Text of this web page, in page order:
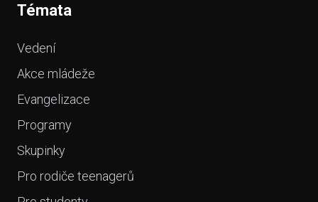
Témata
Vedení
Akce mládeže
Evangelizace
Programy
Skupinky
Pro rodiče teenagerů